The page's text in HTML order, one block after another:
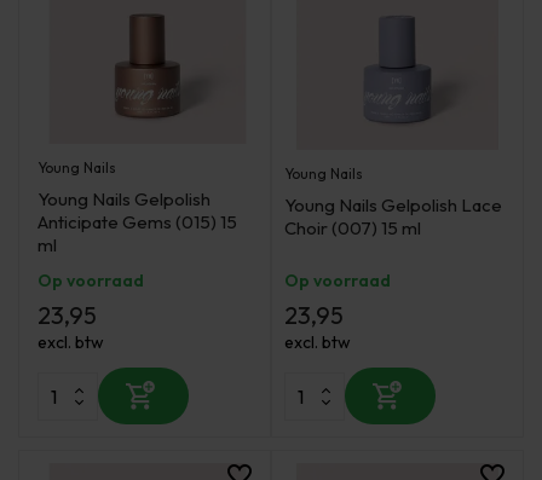
Young Nails
Young Nails Gelpolish
Anticipate Gems (015) 15
ml
Op voorraad
23,95
excl. btw
Young Nails
Young Nails Gelpolish Lace
Choir (007) 15 ml
Op voorraad
23,95
excl. btw